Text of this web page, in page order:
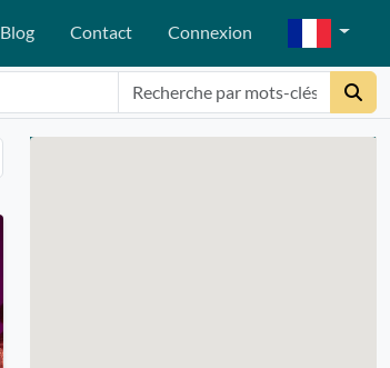
Blog Contact Connexion